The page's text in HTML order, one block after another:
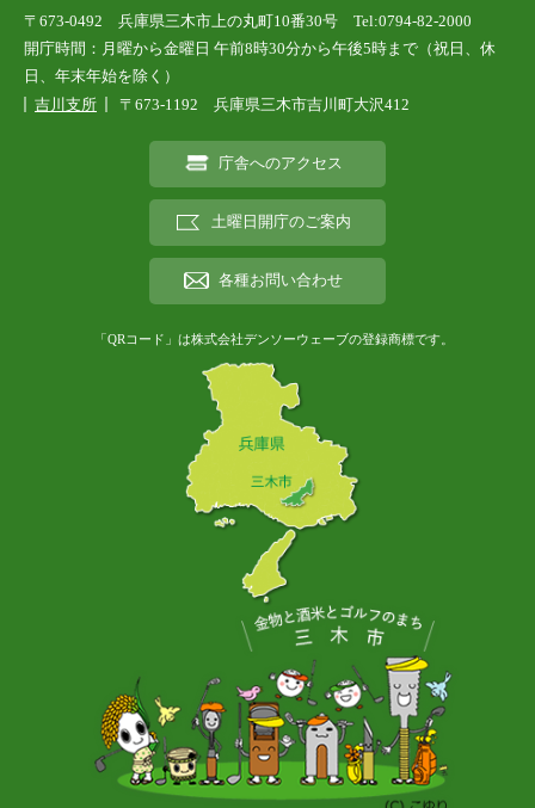
〒673-0492 兵庫県三木市上の丸町10番30号 Tel:0794-82-2000
開庁時間：月曜から金曜日 午前8時30分から午後5時まで（祝日、休
日、年末年始を除く）
吉川支所
〒673-1192 兵庫県三木市吉川町大沢412
庁舎へのアクセス
土曜日開庁のご案内
各種お問い合わせ
「QRコード」は株式会社デンソーウェーブの登録商標です。